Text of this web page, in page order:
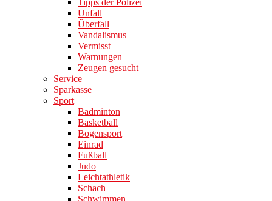
Tipps der Polizei
Unfall
Überfall
Vandalismus
Vermisst
Warnungen
Zeugen gesucht
Service
Sparkasse
Sport
Badminton
Basketball
Bogensport
Einrad
Fußball
Judo
Leichtathletik
Schach